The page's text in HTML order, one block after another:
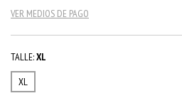
VER MEDIOS DE PAGO
TALLE:XL
XL